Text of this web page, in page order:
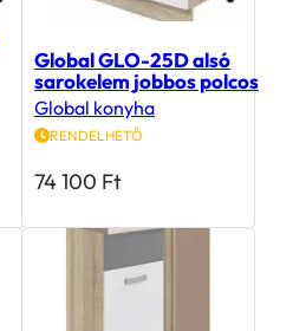
Global GLO-25D alsó
sarokelem jobbos polcos
Global konyha
RENDELHETŐ
74 100